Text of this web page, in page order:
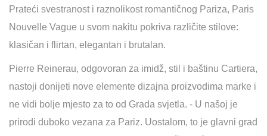
Prateći svestranost i raznolikost romantičnog Pariza, Paris
Nouvelle Vague u svom nakitu pokriva različite stilove:
klasičan i flirtan, elegantan i brutalan.
Pierre Reinerau, odgovoran za imidž, stil i baštinu Cartiera,
nastoji donijeti nove elemente dizajna proizvodima marke i
ne vidi bolje mjesto za to od Grada svjetla. - U našoj je
prirodi duboko vezana za Pariz. Uostalom, to je glavni grad